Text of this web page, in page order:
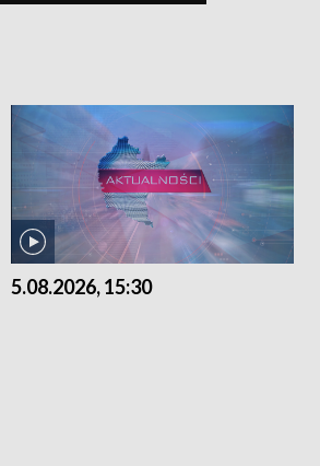
5.08.2026, 15:30